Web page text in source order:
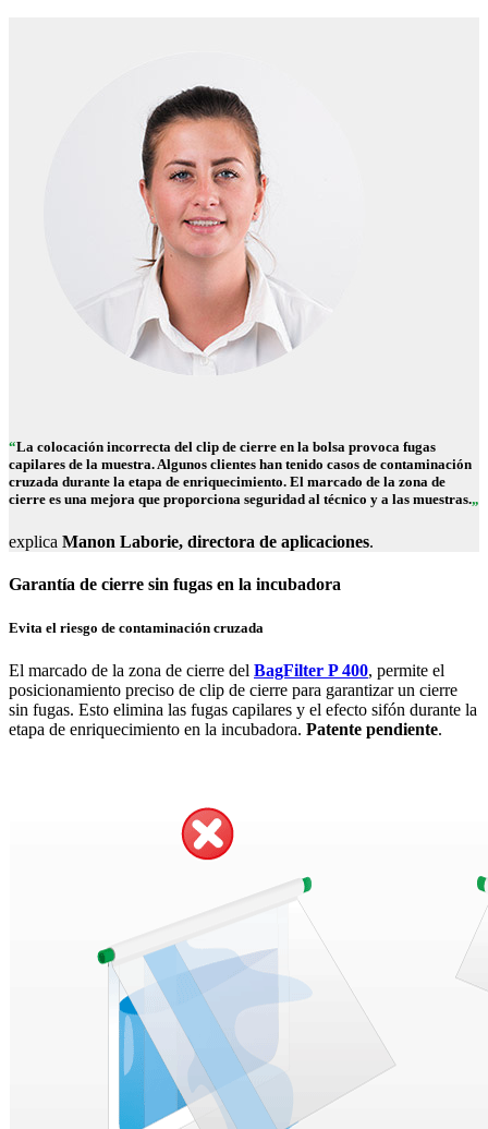
“La colocación incorrecta del clip de cierre en la bolsa provoca fugas
capilares de la muestra. Algunos clientes han tenido casos de contaminación
cruzada durante la etapa de enriquecimiento. El marcado de la zona de
cierre es una mejora que proporciona seguridad al técnico y a las muestras.„
explica Manon Laborie, directora de aplicaciones.
Garantía de cierre sin fugas en la incubadora
Evita el riesgo de contaminación cruzada
El marcado de la zona de cierre del BagFilter P 400, permite el
posicionamiento preciso de clip de cierre para garantizar un cierre
sin fugas. Esto elimina las fugas capilares y el efecto sifón durante la
etapa de enriquecimiento en la incubadora. Patente pendiente.